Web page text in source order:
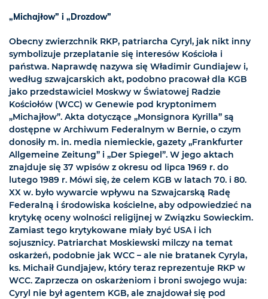
„Michajłow” i „Drozdow”
Obecny zwierzchnik RKP, patriarcha Cyryl, jak nikt inny
symbolizuje przeplatanie się interesów Kościoła i
państwa. Naprawdę nazywa się Władimir Gundiajew i,
według szwajcarskich akt, podobno pracował dla KGB
jako przedstawiciel Moskwy w Światowej Radzie
Kościołów (WCC) w Genewie pod kryptonimem
„Michajłow”. Akta dotyczące „Monsignora Kyrilla” są
dostępne w Archiwum Federalnym w Bernie, o czym
donosiły m. in. media niemieckie, gazety „Frankfurter
Allgemeine Zeitung” i „Der Spiegel”. W jego aktach
znajduje się 37 wpisów z okresu od lipca 1969 r. do
lutego 1989 r. Mówi się, że celem KGB w latach 70. i 80.
XX w. było wywarcie wpływu na Szwajcarską Radę
Federalną i środowiska kościelne, aby odpowiedzieć na
krytykę oceny wolności religijnej w Związku Sowieckim.
Zamiast tego krytykowane miały być USA i ich
sojusznicy. Patriarchat Moskiewski milczy na temat
oskarżeń, podobnie jak WCC – ale nie bratanek Cyryla,
ks. Michaił Gundjajew, który teraz reprezentuje RKP w
WCC. Zaprzecza on oskarżeniom i broni swojego wuja:
Cyryl nie był agentem KGB, ale znajdował się pod